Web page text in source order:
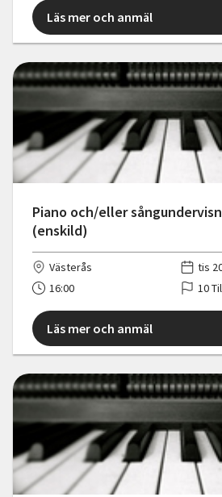
Läs mer och anmäl
Piano och/eller
(enskild)
Västerås
tis
16:00
10
Läs mer och anmäl